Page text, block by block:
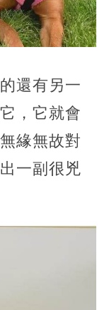
還有另一
，它就會
緣無故對
一副很兇